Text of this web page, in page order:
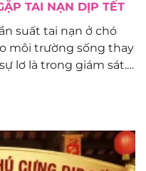
TAI NẠN DỊP TẾT
suất tai nạn ở chó
môi trường sống thay
lơ là trong giám sát.